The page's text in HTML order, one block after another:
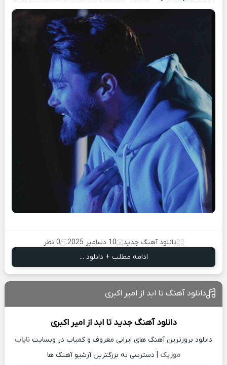
دانلود آهنگ جدید 10 دسامبر 2025
0 نظر
ادامه مطلب + دانلود ...
دانلود آهنگ تا ابد از امیر اکبری
دانلود آهنگ جدید تا ابد ازامیر اکبری
دانلود بروزترین آهنگ های ایرانی معروف و کمیاب در وبسایت نایاب
موزیک | دسترسی به بزرگترین آرشیو آهنگ ها